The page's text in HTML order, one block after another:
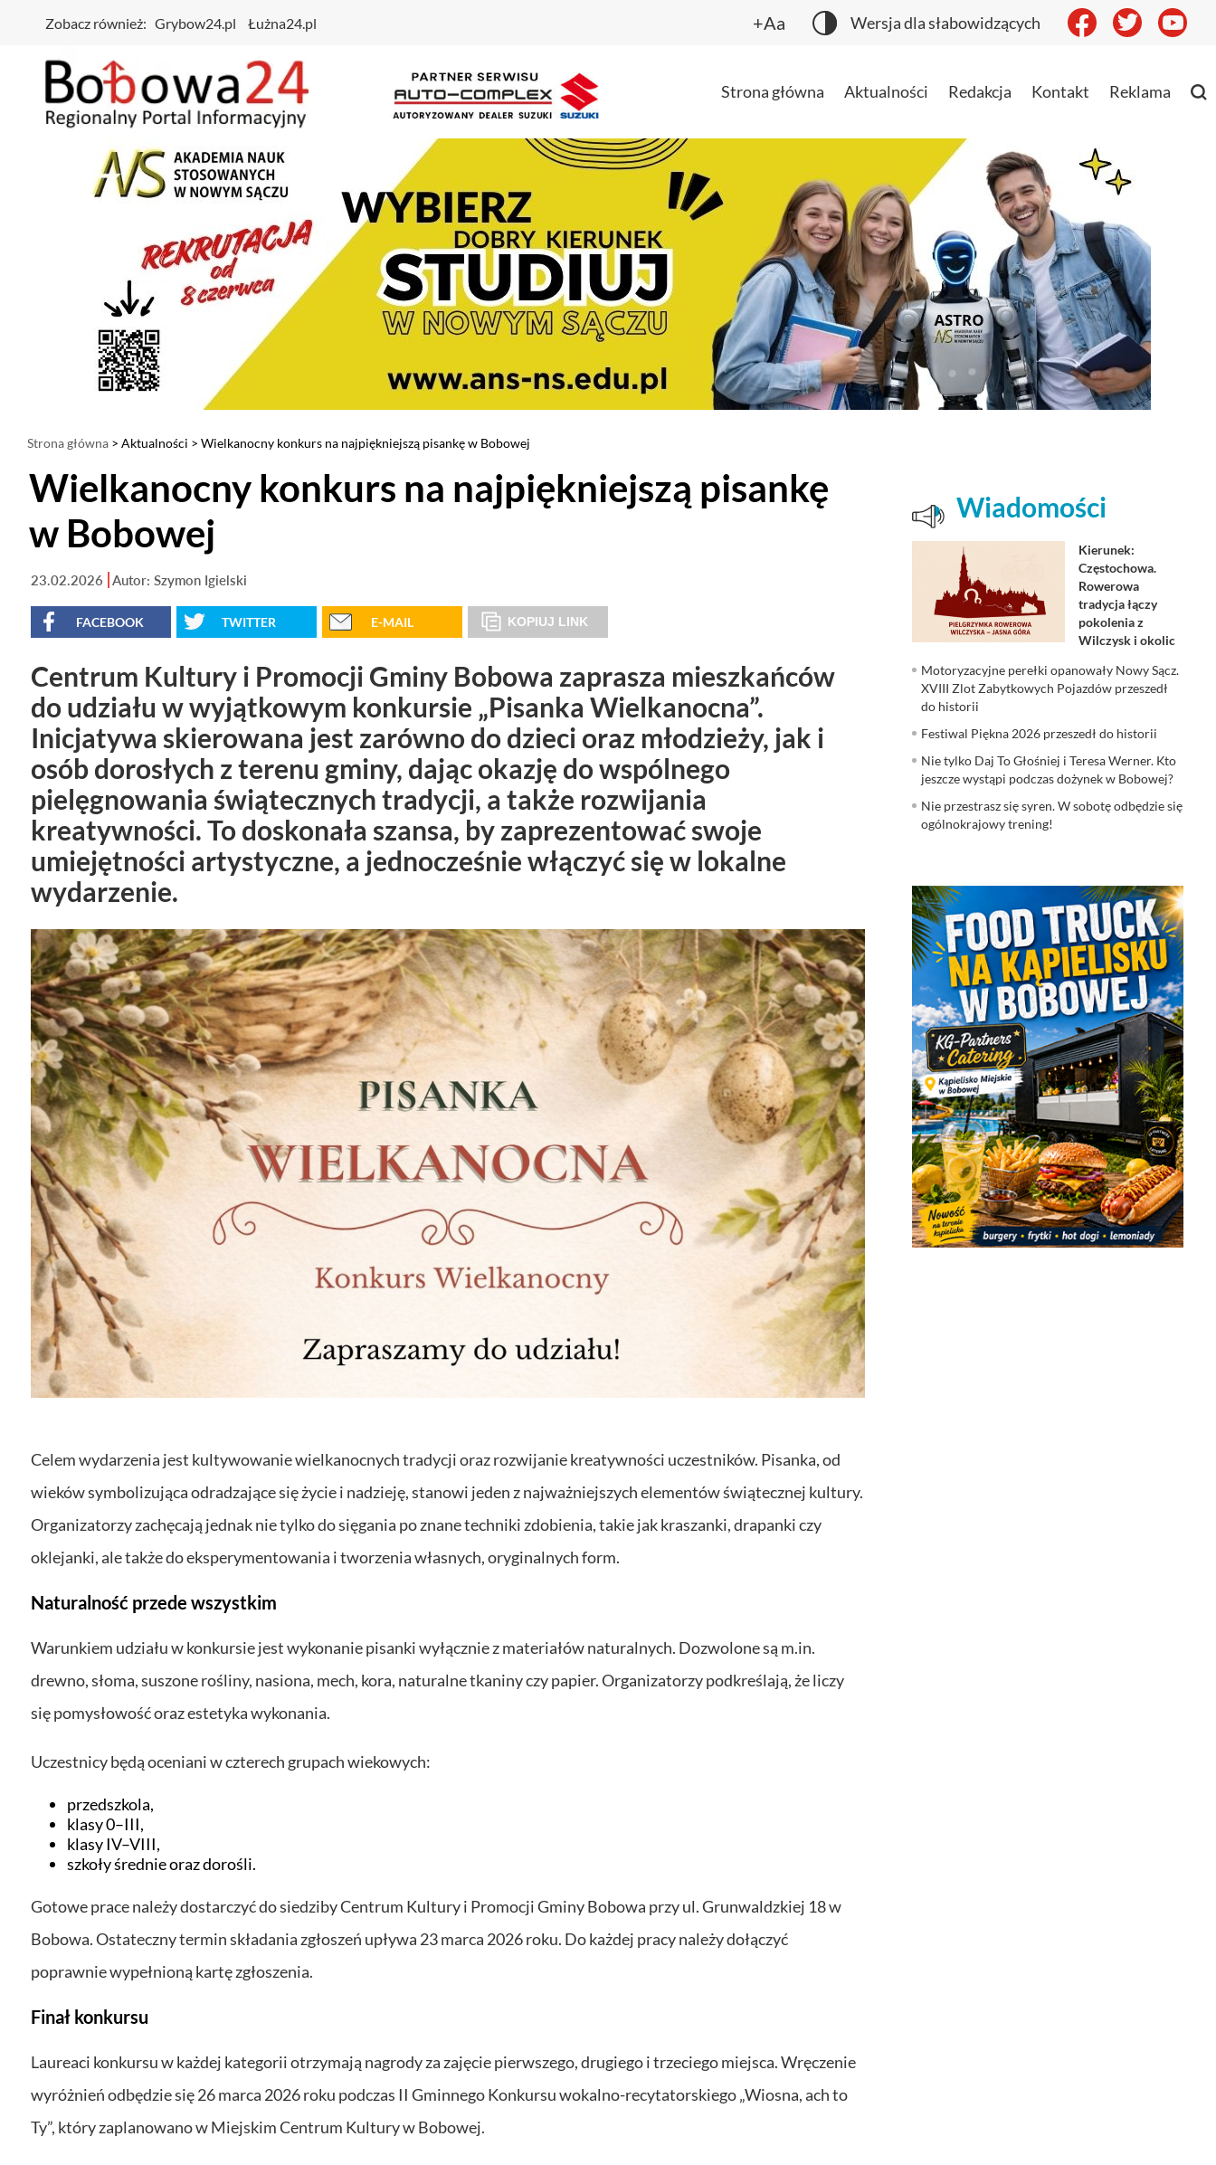
Zobacz również: Grybow24.pl Łużna24.pl +Aa Wersja dla słabowidzących
Strona główna Aktualności Redakcja Kontakt Reklama
Strona główna > Aktualności > Wielkanocny konkurs na najpiękniejszą pisankę w Bobowej
Wielkanocny konkurs na najpiękniejszą pisankę
w Bobowej
23.02.2026 Autor: Szymon Igielski
FACEBOOK TWITTER E-MAIL KOPIUJ LINK
Centrum Kultury i Promocji Gminy Bobowa zaprasza mieszkańców
do udziału w wyjątkowym konkursie „Pisanka Wielkanocna”.
Inicjatywa skierowana jest zarówno do dzieci oraz młodzieży, jak i
osób dorosłych z terenu gminy, dając okazję do wspólnego
pielęgnowania świątecznych tradycji, a także rozwijania
kreatywności. To doskonała szansa, by zaprezentować swoje
umiejętności artystyczne, a jednocześnie włączyć się w lokalne
wydarzenie.
Celem wydarzenia jest kultywowanie wielkanocnych tradycji oraz rozwijanie kreatywności uczestników. Pisanka, od
wieków symbolizująca odradzające się życie i nadzieję, stanowi jeden z najważniejszych elementów świątecznej kultury.
Organizatorzy zachęcają jednak nie tylko do sięgania po znane techniki zdobienia, takie jak kraszanki, drapanki czy
oklejanki, ale także do eksperymentowania i tworzenia własnych, oryginalnych form.
Naturalność przede wszystkim
Warunkiem udziału w konkursie jest wykonanie pisanki wyłącznie z materiałów naturalnych. Dozwolone są m.in.
drewno, słoma, suszone rośliny, nasiona, mech, kora, naturalne tkaniny czy papier. Organizatorzy podkreślają, że liczy
się pomysłowość oraz estetyka wykonania.
Uczestnicy będą oceniani w czterech grupach wiekowych:
przedszkola,
klasy 0–III,
klasy IV–VIII,
szkoły średnie oraz dorośli.
Gotowe prace należy dostarczyć do siedziby Centrum Kultury i Promocji Gminy Bobowa przy ul. Grunwaldzkiej 18 w
Bobowa. Ostateczny termin składania zgłoszeń upływa 23 marca 2026 roku. Do każdej pracy należy dołączyć
poprawnie wypełnioną kartę zgłoszenia.
Finał konkursu
Laureaci konkursu w każdej kategorii otrzymają nagrody za zajęcie pierwszego, drugiego i trzeciego miejsca. Wręczenie
wyróżnień odbędzie się 26 marca 2026 roku podczas II Gminnego Konkursu wokalno-recytatorskiego „Wiosna, ach to
Ty”, który zaplanowano w Miejskim Centrum Kultury w Bobowej.
Wiadomości
Kierunek:
Częstochowa.
Rowerowa
tradycja łączy
pokolenia z
Wilczysk i okolic
Motoryzacyjne perełki opanowały Nowy Sącz.
XVIII Zlot Zabytkowych Pojazdów przeszedł
do historii
Festiwal Piękna 2026 przeszedł do historii
Nie tylko Daj To Głośniej i Teresa Werner. Kto
jeszcze wystąpi podczas dożynek w Bobowej?
Nie przestrasz się syren. W sobotę odbędzie się
ogólnokrajowy trening!